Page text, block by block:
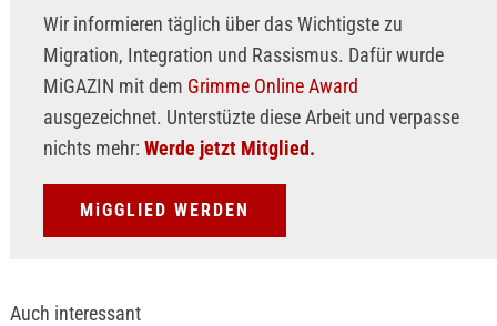
Wir informieren täglich über das Wichtigste zu
Migration, Integration und Rassismus. Dafür wurde
MiGAZIN mit dem Grimme Online Award
ausgezeichnet. Unterstüzte diese Arbeit und verpasse
nichts mehr: Werde jetzt Mitglied.
MiGGLIED WERDEN
Auch interessant